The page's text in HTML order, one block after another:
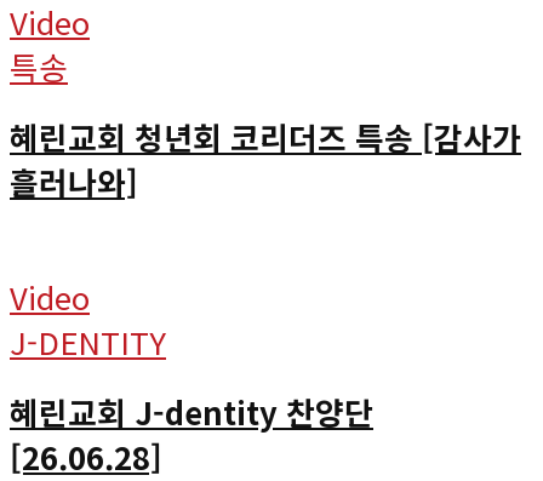
Video
특송
혜린교회 청년회 코리더즈 특송 [감사가
흘러나와]
Video
J-DENTITY
혜린교회 J-dentity 찬양단
[26.06.28]